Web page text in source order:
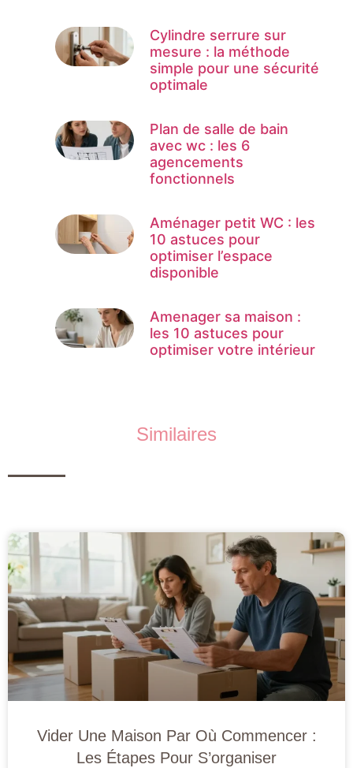
Cylindre serrure sur
mesure : la méthode
simple pour une sécurité
optimale
Plan de salle de bain
avec wc : les 6
agencements
fonctionnels
Aménager petit WC : les
10 astuces pour
optimiser l’espace
disponible
Amenager sa maison :
les 10 astuces pour
optimiser votre intérieur
Similaires
Vider Une Maison Par Où Commencer :
Les Étapes Pour S’organiser